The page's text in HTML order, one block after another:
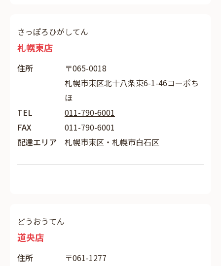
さっぽろひがしてん
札幌東店
住所
〒065-0018
札幌市東区北十八条東6-1-46コーポち
ほ
TEL
011-790-6001
FAX
011-790-6001
配達エリア
札幌市東区・札幌市白石区
どうおうてん
道央店
住所
〒061-1277